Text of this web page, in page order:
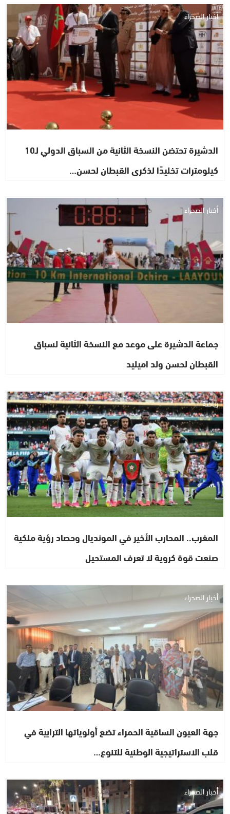
أخبار الصحراء
الدشيرة تحتضن النسخة الثانية من السباق الدولي لـ10
كيلومترات تخليدًا لذكرى القبطان لحسن…
أخبار الصحراء
جماعة الدشيرة على موعد مع النسخة الثانية لسباق
القبطان لحسن ولد اميليد
رياضة
المغرب.. المحارب الأخير في المونديال وحصاد رؤية ملكية
صنعت قوة كروية لا تعرف المستحيل
أخبار الصحراء
جهة العيون الساقية الحمراء تضع أولوياتها الترابية في
قلب الاستراتيجية الوطنية للتنوع…
أخبار الصحراء